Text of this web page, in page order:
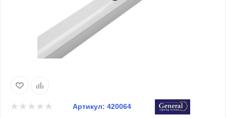
Артикул: 420064